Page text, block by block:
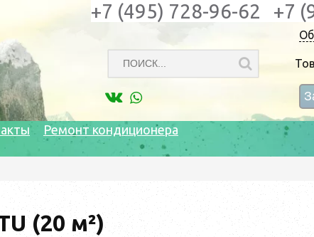
+7 (495) 728-96-62 +7
Ремонт кондиционера
(20 м²)